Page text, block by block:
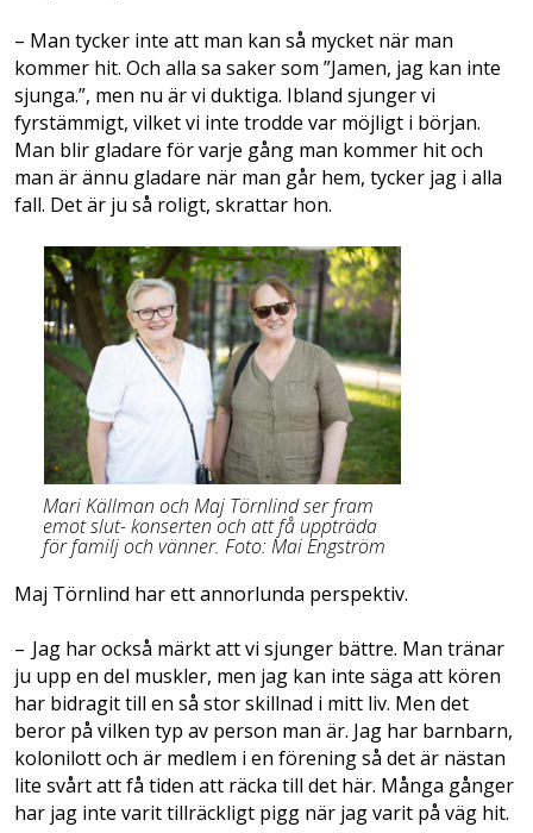
– Man tycker inte att man kan så mycket när man
kommer hit. Och alla sa saker som ”Jamen, jag kan inte
sjunga.”, men nu är vi duktiga. Ibland sjunger vi
fyrstämmigt, vilket vi inte trodde var möjligt i början.
Man blir gladare för varje gång man kommer hit och
man är ännu gladare när man går hem, tycker jag i alla
fall. Det är ju så roligt, skrattar hon.
Mari Källman och Maj Törnlind ser fram
emot ­slut-­ konserten och att få uppträda
för familj och vänner. Foto: Mai Engström
Maj Törnlind har ett annorlunda ­perspektiv.
– Jag har också märkt att vi sjunger bättre. Man tränar
ju upp en del muskler, men jag kan inte säga att kören
har bidragit till en så stor skillnad i mitt liv. Men det
beror på vilken typ av person man är. Jag har barnbarn,
kolonilott och är medlem i en förening så det är nästan
lite svårt att få tiden att räcka till det här. Många gånger
har jag inte varit tillräckligt pigg när jag varit på väg hit.